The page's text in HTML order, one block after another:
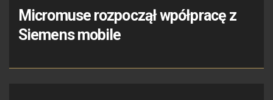
Micromuse rozpoczął wpółpracę z
Siemens mobile